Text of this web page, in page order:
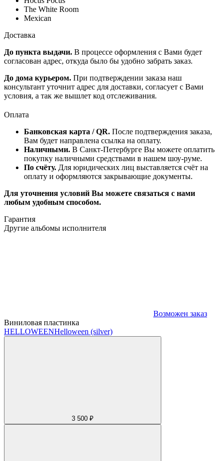
The White Room
Mexican
Доставка
До пункта выдачи. В процессе оформления с Вами будет
согласован адрес, откуда было бы удобно забрать заказ.
До дома курьером. При подтверждении заказа наш
консультант уточнит адрес для доставки, согласует с Вами
условия, а так же вышлет код отслеживания.
Оплата
Банковская карта / QR. После подтверждения заказа,
Вам будет направлена ссылка на оплату.
Наличными. В Санкт-Петербурге Вы можете оплатить
покупку наличными средствами в нашем шоу-руме.
По счёту. Для юридических лиц выставляется счёт на
оплату и оформляются закрывающие документы.
Для уточнения условий Вы можете связаться с нами
любым удобным способом.
Гарантия
Другие альбомы исполнителя
Возможен заказ
Виниловая пластинка
HELLOWEENHelloween (silver)
3 500 ₽